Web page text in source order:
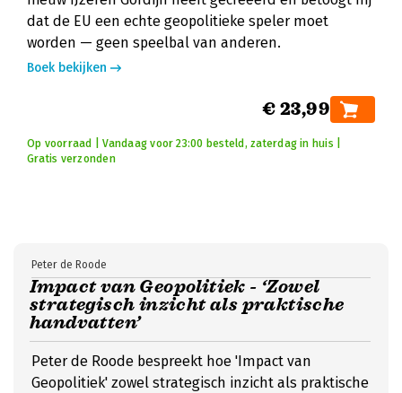
dat de EU een echte geopolitieke speler moet
worden — geen speelbal van anderen.
Boek bekijken
€ 23,99
Op voorraad | Vandaag voor 23:00 besteld, zaterdag in huis |
Gratis verzonden
Impact van Geopolitiek - ‘Zowel
strategisch inzicht als praktische
handvatten’
Peter de Roode
Peter de Roode bespreekt hoe 'Impact van
Geopolitiek' zowel strategisch inzicht als praktische